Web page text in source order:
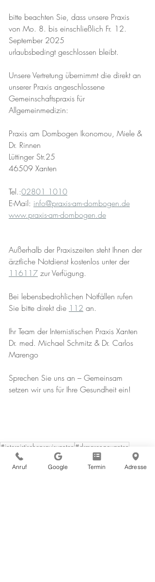
bitte beachten Sie, dass unsere Praxis
von Mo. 8. bis einschließlich Fr. 12.
September 2025
urlaubsbedingt geschlossen bleibt.
Unsere Vertretung übernimmt die direkt an
unserer Praxis angeschlossene
Gemeinschaftspraxis für
Allgemeinmedizin:
Praxis am Dombogen Ikonomou, Miele &
Dr. Rinnen
Lüttinger Str.25
46509 Xanten
Tel.:02801 1010
E-Mail: info@praxis-am-dombogen.de
www.praxis-am-dombogen.de
Außerhalb der Praxiszeiten steht Ihnen der
ärztliche Notdienst kostenlos unter der
116117 zur Verfügung.
Bei lebensbedrohlichen Notfällen rufen
Sie bitte direkt die 112 an.
Ihr Team der Internistischen Praxis Xanten
Dr. med. Michael Schmitz & Dr. Carlos
Marengo
Sprechen Sie uns an – Gemeinsam
setzen wir uns für Ihre Gesundheit ein!
#internistischepraxisxanten #drmarengoxanten
#drschmitzxanten
#hausarztxanten#internistxanten
#arztxanten
#drmichaelschmitz
#drcarlosmarengo
Anruf Google Termin Adresse